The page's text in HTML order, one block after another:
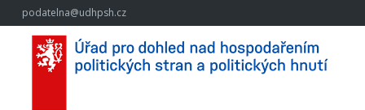
podatelna@udhpsh.cz